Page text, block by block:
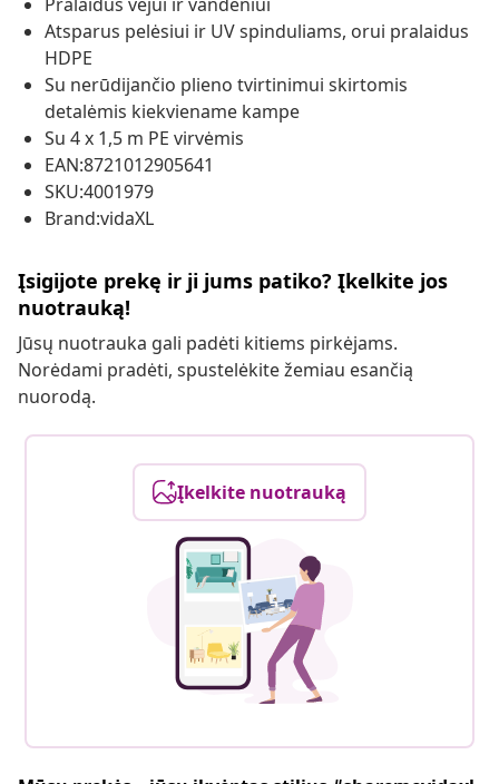
Atsparus pelėsiui ir UV spinduliams, orui pralaidus
HDPE
Su nerūdijančio plieno tvirtinimui skirtomis
detalėmis kiekviename kampe
Su 4 x 1,5 m PE virvėmis
EAN:8721012905641
SKU:4001979
Brand:vidaXL
Įsigijote prekę ir ji jums patiko? Įkelkite jos
nuotrauką!
Jūsų nuotrauka gali padėti kitiems pirkėjams.
Norėdami pradėti, spustelėkite žemiau esančią
nuorodą.
Įkelkite nuotrauką